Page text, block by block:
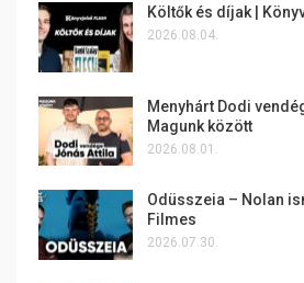
Költők és díjak |
2026.08.04.
Menyhárt Dodi
Magunk között
2026.08.01.
Odüsszeia – Nolan
Filmes
2026.07.30.